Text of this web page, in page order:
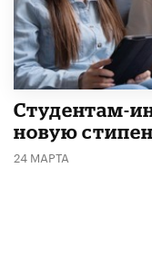
Студентам-
новую
24 МАРТА